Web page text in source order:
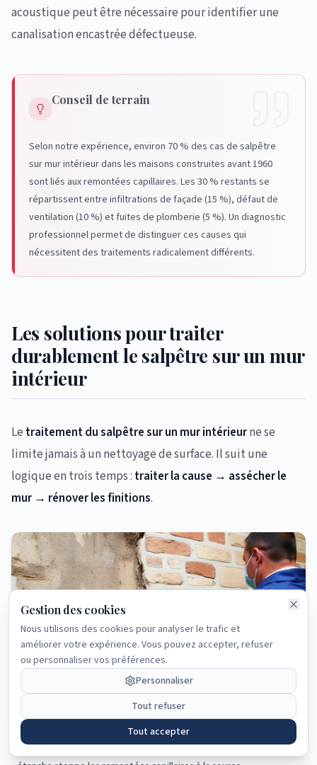
Gestion des cookies
Nous utilisons des cookies pour analyser le trafic et
améliorer votre expérience. Vous pouvez accepter, refuser
ou personnaliser vos préférences.
Personnaliser
Tout refuser
Tout accepter
✓ Vous avez maintenant une
vision claire du sujet traité.
acoustique peut être nécessaire pour identifier une
canalisation encastrée défectueuse.
Conseil de terrain
Selon notre expérience, environ 70 % des cas de salpêtre
sur mur intérieur dans les maisons construites avant 1960
sont liés aux remontées capillaires. Les 30 % restants se
répartissent entre infiltrations de façade (15 %), défaut de
ventilation (10 %) et fuites de plomberie (5 %). Un diagnostic
professionnel permet de distinguer ces causes qui
nécessitent des traitements radicalement différents.
Les solutions pour traiter
durablement le salpêtre sur un mur
intérieur
Le traitement du salpêtre sur un mur intérieurne se
limite jamais à un nettoyage de surface. Il suit une
logique en trois temps : traiter la cause → assécher le
mur → rénover les finitions.
Injection de résine dans les joints de mortier : cette barrière